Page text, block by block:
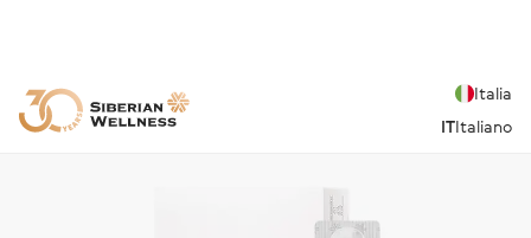
Italia
ITItaliano